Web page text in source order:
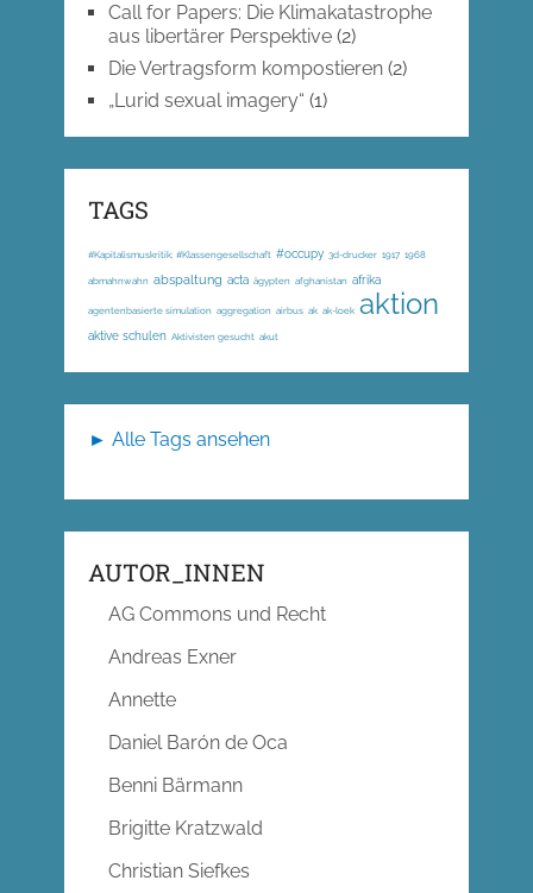
Call for Papers: Die Klimakatastrophe
aus libertärer Perspektive(2)
Die Vertragsform kompostieren(2)
„Lurid sexual imagery“ (1)
TAGS
#Kapitalismuskritik; #Klassengesellschaft #occupy 3d-drucker 1917 1968
abmahnwahn abspaltung acta ägypten afghanistan afrika
agentenbasierte simulation aggregation airbus ak ak-loek aktion
aktive schulen Aktivisten gesucht akut
► Alle Tags ansehen
AUTOR_INNEN
AG Commons und Recht
Andreas Exner
Annette
Daniel Barón de Oca
Benni Bärmann
Brigitte Kratzwald
Christian Siefkes